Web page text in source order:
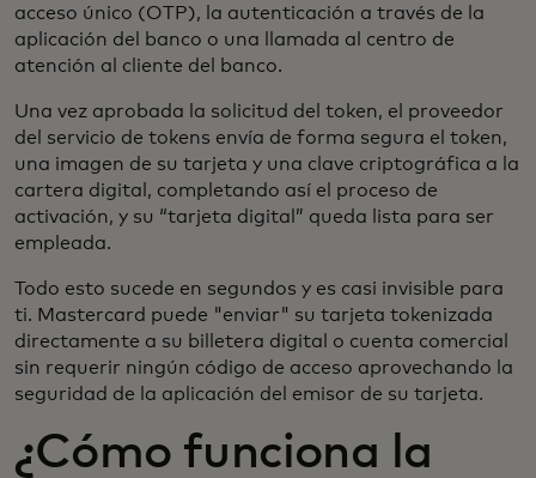
acceso único (OTP), la autenticación a través de la
aplicación del banco o una llamada al centro de
atención al cliente del banco.
Una vez aprobada la solicitud del token, el proveedor
del servicio de tokens envía de forma segura el token,
una imagen de su tarjeta y una clave criptográfica a la
cartera digital, completando así el proceso de
activación, y su “tarjeta digital” queda lista para ser
empleada.
Todo esto sucede en segundos y es casi invisible para
ti. Mastercard puede "enviar" su tarjeta tokenizada
directamente a su billetera digital o cuenta comercial
sin requerir ningún código de acceso aprovechando la
seguridad de la aplicación del emisor de su tarjeta.
¿Cómo funciona la